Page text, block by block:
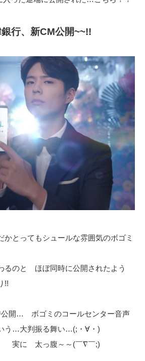
行、新CM公開~~!!
とってもシュールな雰囲気のボゴミ
るのと ほぼ同時に公開されたよう
!!
公開… ボゴミのコールセンター音声
う…大判振る舞い…(;・∀・)
実に 太っ腹～～(￣∇￣;)